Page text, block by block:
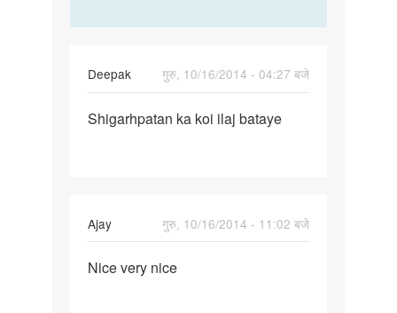
neha
Deepak
गुरु, 10/16/2014 - 04:27 बजे
Shigarhpatan
Shigarhpatan ka koi ilaj bataye
Ajay
गुरु, 10/16/2014 - 11:02 बजे
Nice
Nice very nice